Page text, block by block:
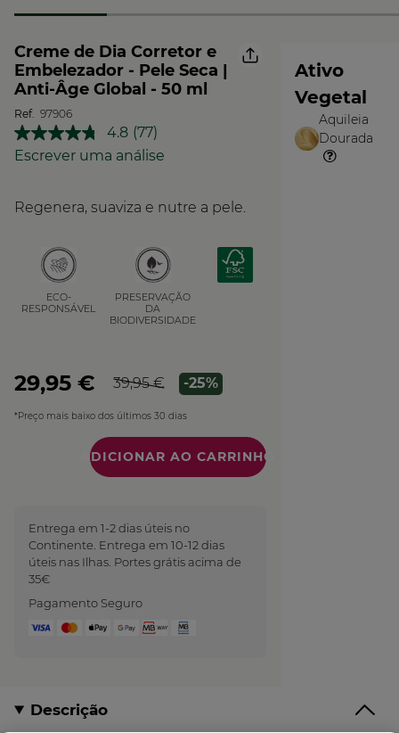
Creme de Dia Corretor e
Embelezador - Pele Seca |
Anti-Âge Global - 50 ml
Ref. 97906
4.8 Leu
77
a
(77)
Escrever uma análise
Regenera, suaviza e nutre a pele.
ECO-
RESPONSÁVEL
PRESERVAÇÃO
DA
BIODIVERSIDADE
29,95 € 39,95 € -25%
*Preço mais baixo dos últimos 30 dias
Quantidade
Entrega em 1-2 dias úteis no
Continente. Entrega em 10-12 dias
úteis nas Ilhas. Portes grátis acima de
35€
Pagamento Seguro
Ativo
Vegetal
O
Vegetal
Aquileia
Dourada
Descrição